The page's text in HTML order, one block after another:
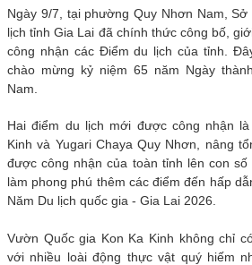
Ngày 9/7, tại phường Quy Nhơn Nam,
lịch tỉnh Gia Lai đã chính thức công bố,
công nhận các Điểm du lịch của tỉnh.
chào mừng kỷ niệm 65 năm Ngày
Nam.
Hai điểm du lịch mới được công nhận
Kinh và Yugari Chaya Quy Nhơn, nâng
được công nhận của toàn tỉnh lên con
làm phong phú thêm các điểm đến hấp
Năm Du lịch quốc gia - Gia Lai 2026.
Vườn Quốc gia Kon Ka Kinh không chỉ
với nhiều loài động thực vật quý hiếm